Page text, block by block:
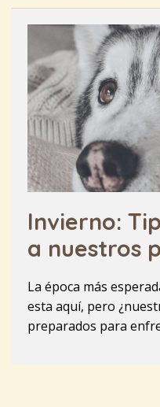
Invierno:
a nuestros
La época más
esta aquí, pero
preparados para